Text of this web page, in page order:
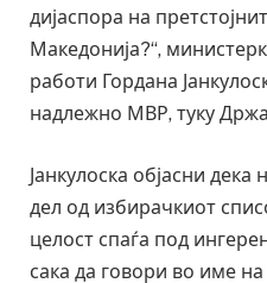
дијаспора на
Македонија?“,
работи Гордана
надлежно МВР, туку
Јанкулоска објасни
дел од избирачкиот
целост спаѓа под
сака да говори во име